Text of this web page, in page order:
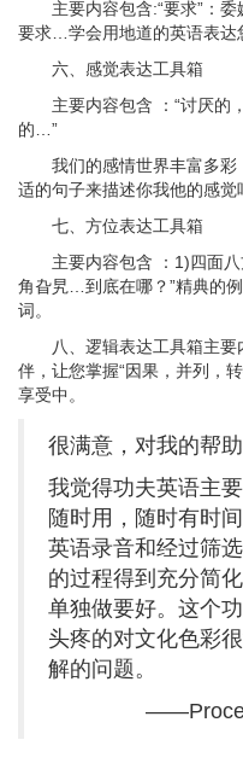
主要内容包含:“要求”：
要求…学会用地道的英语表达
六、感觉表达工具箱
主要内容包含 ：“讨厌的
的…”
我们的感情世界丰富多
适的句子来描述你我他的感觉
七、方位表达工具箱
主要内容包含 ：1)四面
角旮旯…到底在哪？”精典的
词。
八、逻辑表达工具箱主
伴，让您掌握“因果，并列，
享受中。
很满意，对我的帮
我觉得功夫英语主
随时用，随时有时
英语录音和经过筛
的过程得到充分简
单独做要好。这个
头疼的对文化色彩
解的问题。